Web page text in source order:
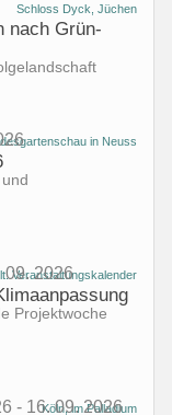
nach Grün-
Schloss Dyck, Jüchen
in Neuss
09. 2026
Projektwoche
lt. Veranstaltungskalender
- 16. 09. 2026
Köln, im Palladium